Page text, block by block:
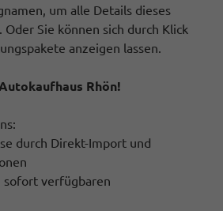
um alle Details dieses
Oder Sie können sich durch Klick
anzeigen lassen.
Rhön!
durch Direkt-Import und
sofort verfügbaren